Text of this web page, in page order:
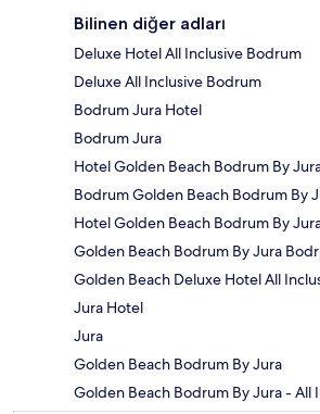
Bilinen diğer adları
Deluxe Hotel All Inclusive Bodrum
Deluxe All Inclusive Bodrum
Bodrum Jura Hotel
Bodrum Jura
Hotel Golden Beach Bodrum By
Bodrum Golden Beach Bodrum By
Hotel Golden Beach Bodrum By
Golden Beach Bodrum By Jura
Golden Beach Deluxe Hotel All
Jura Hotel
Jura
Golden Beach Bodrum By Jura
Golden Beach Bodrum By Jura - All